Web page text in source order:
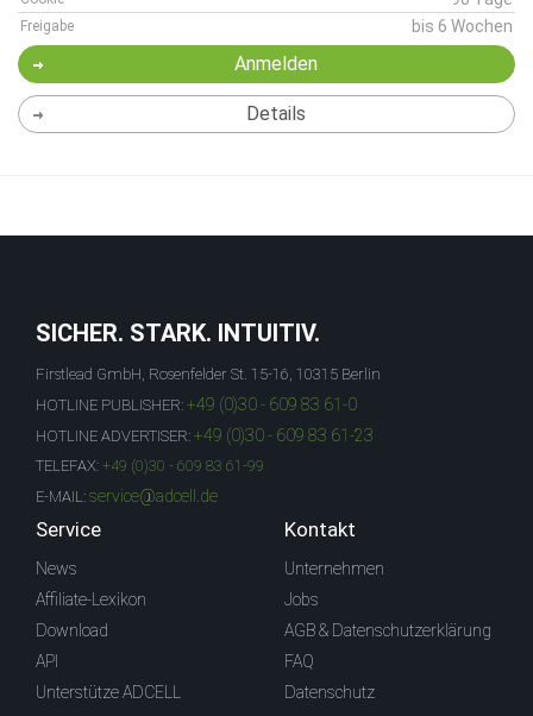
Freigabe bis 6 Wochen
Anmelden
Details
SICHER. STARK. INTUITIV.
Firstlead GmbH, Rosenfelder St. 15-16, 10315 Berlin
HOTLINE PUBLISHER: +49 (0)30 - 609 83 61-0
HOTLINE ADVERTISER: +49 (0)30 - 609 83 61-23
TELEFAX: +49 (0)30 - 609 83 61-99
E-MAIL: service@adcell.de
Service
News
Affiliate-Lexikon
Download
API
Unterstütze ADCELL
Kontakt
Unternehmen
Jobs
AGB & Datenschutzerklärung
FAQ
Datenschutz